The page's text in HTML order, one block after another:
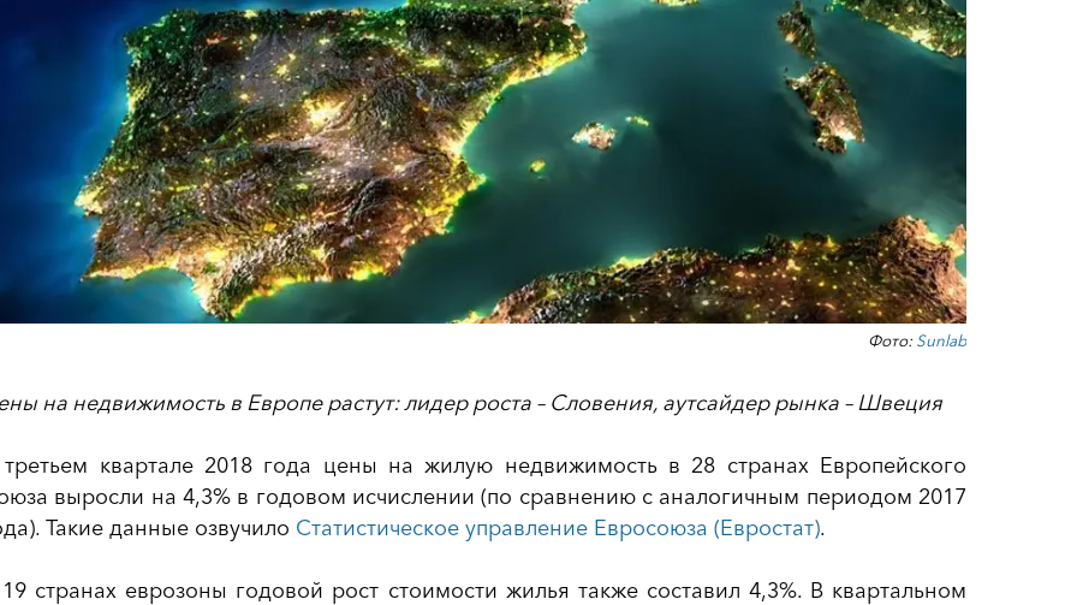
Фото: Sunlab
на недвижимость в Европе растут: лидер роста – Словения, аутсайдер рынка – Швеция
квартале 2018 года цены на жилую недвижимость в 28 странах Европейского
выросли на 4,3% в годовом исчислении (по сравнению с аналогичным периодом 2017
Такие данные озвучило Статистическое управление Евросоюза (Евростат).
странах еврозоны годовой рост стоимости жилья также составил 4,3%. В квартальном